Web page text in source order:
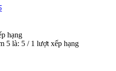
hạng
5 là: 5 / 1 lượt xếp hạng